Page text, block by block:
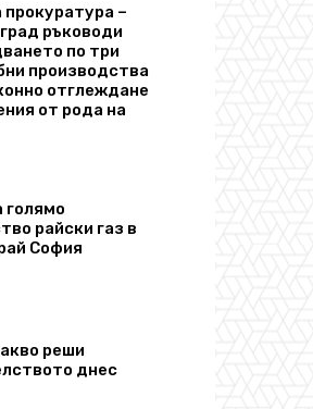
прокуратура –
ръководи
по три
производства
отглеждане
от рода на
голямо
райски газ в
София
реши
днес